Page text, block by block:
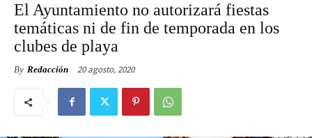
El Ayuntamiento no autorizará fiestas
temáticas ni de fin de temporada en los
clubes de playa
By Redacción 20 agosto, 2020